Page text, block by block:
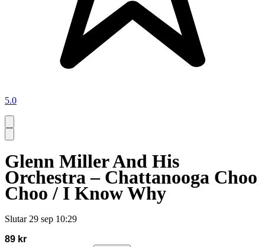
5.0
Glenn Miller And His
Orchestra – Chattanooga Choo
Choo / I Know Why
Slutar 29 sep 10:29
89 kr